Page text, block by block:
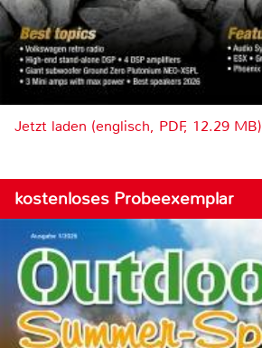
Jetzt laden (englisch, PDF, 12.29 MB)
kostenloses Probeexemplar